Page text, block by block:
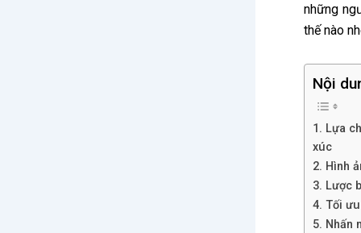
những
thế nào
Nội
1. Lựa
xúc
2. Hình
3. Lược
4. Tối
5. Nhấn